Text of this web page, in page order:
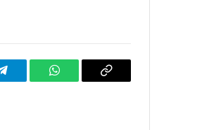
TelegramWhatsAppCopiar